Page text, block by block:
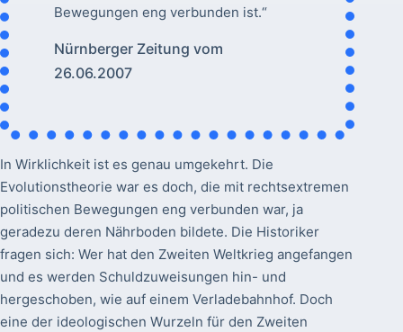
Bewegungen eng verbunden ist.“
Nürnberger Zeitung vom
26.06.2007
In Wirklichkeit ist es genau umgekehrt. Die
Evolutionstheorie war es doch, die mit rechtsextremen
politischen Bewegungen eng verbunden war, ja
geradezu deren Nährboden bildete. Die Historiker
fragen sich: Wer hat den Zweiten Weltkrieg angefangen
und es werden Schuldzuweisungen hin- und
hergeschoben, wie auf einem Verladebahnhof. Doch
eine der ideologischen Wurzeln für den Zweiten